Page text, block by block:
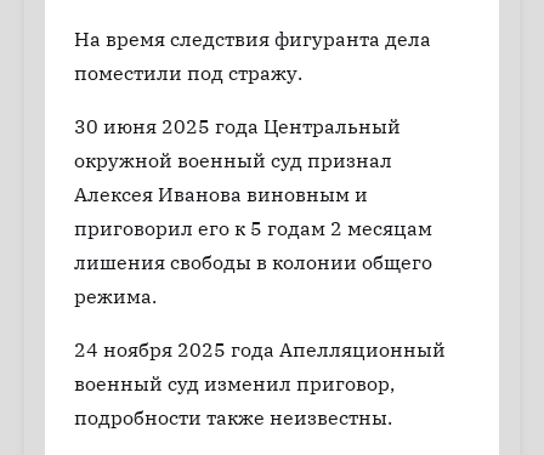
На время следствия фигуранта дела
поместили под стражу.
30 июня 2025 года Центральный
окружной военный суд признал
Алексея Иванова виновным и
приговорил его к 5 годам 2 месяцам
лишения свободы в колонии общего
режима.
24 ноября 2025 года Апелляционный
военный суд изменил приговор,
подробности также неизвестны.